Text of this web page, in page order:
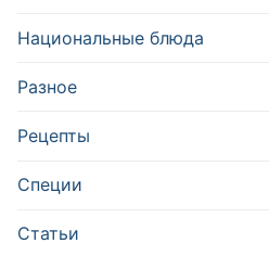
Национальные блюда
Разное
Рецепты
Специи
Статьи